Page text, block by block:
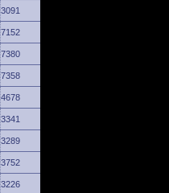
3091
7152
7380
7358
4678
3341
3289
3752
3226